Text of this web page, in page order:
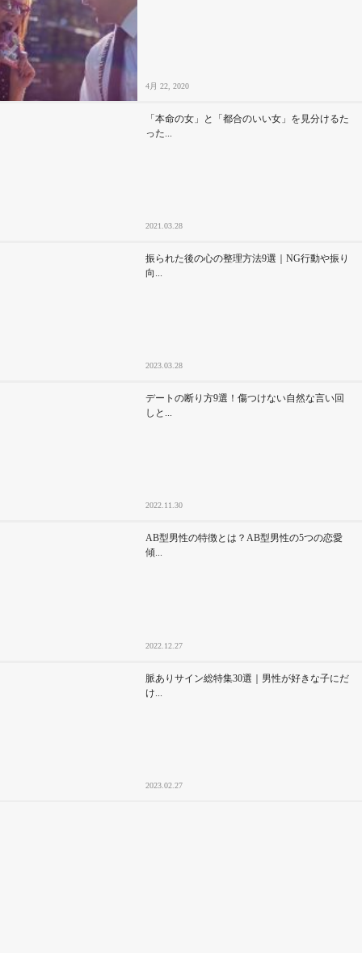
4月 22, 2020
「本命の女」と「都合のいい女」を見分けるた
った...
2021.03.28
振られた後の心の整理方法9選｜NG行動や振り
向...
2023.03.28
デートの断り方9選！傷つけない自然な言い回
しと...
2022.11.30
AB型男性の特徴とは？AB型男性の5つの恋愛
傾...
2022.12.27
脈ありサイン総特集30選｜男性が好きな子にだ
け...
2023.02.27